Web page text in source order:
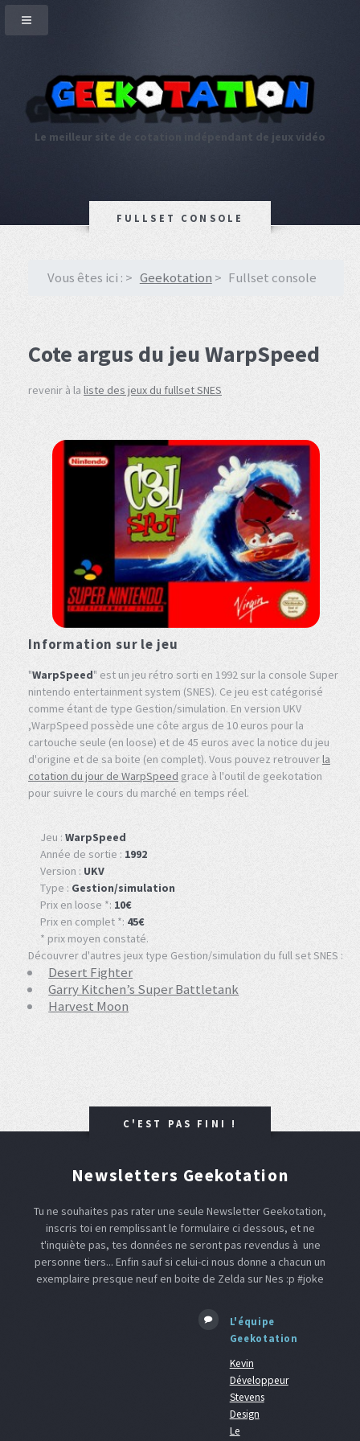
Le meilleur site de cotation indépendant de jeux vidéo
FULLSET CONSOLE
Vous êtes ici : Geekotation Fullset console
Cote argus du jeu WarpSpeed
revenir à la liste des jeux du fullset SNES
Information sur le jeu
"WarpSpeed" est un jeu rétro sorti en 1992 sur la console Super
nintendo entertainment system (SNES). Ce jeu est catégorisé
comme étant de type Gestion/simulation. En version UKV
,WarpSpeed possède une côte argus de 10 euros pour la
cartouche seule (en loose) et de 45 euros avec la notice du jeu
d'origine et de sa boite (en complet). Vous pouvez retrouverla
cotation du jour de WarpSpeed grace à l'outil de geekotation
pour suivre le cours du marché en temps réel.
Jeu : WarpSpeed
Année de sortie : 1992
Version : UKV
Type : Gestion/simulation
Prix en loose *: 10€
Prix en complet *: 45€
* prix moyen constaté.
Découvrer d'autres jeux type Gestion/simulation du full set SNES :
Desert Fighter
Garry Kitchen’s Super Battletank
Harvest Moon
C'EST PAS FINI !
Newsletters Geekotation
Tu ne souhaites pas rater une seule Newsletter Geekotation,
inscris toi en remplissant le formulaire ci dessous, et ne
t'inquiète pas, tes données ne seront pas revendus à une
personne tiers... Enfin sauf si celui-ci nous donne a chacun un
exemplaire presque neuf en boite de Zelda sur Nes :p #joke
L'équipe
Geekotation
Kevin
Développeur
Stevens
Design
Le